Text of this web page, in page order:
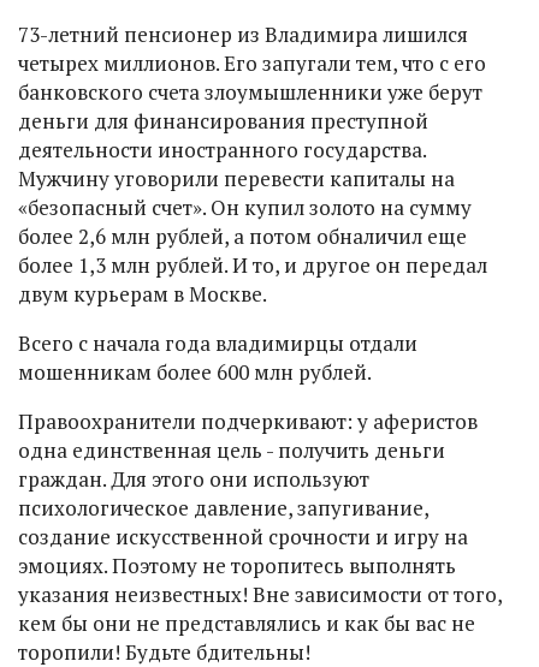
73-летний пенсионер из Владимира лишился
четырех миллионов. Его запугали тем, что с его
банковского счета злоумышленники уже берут
деньги для финансирования преступной
деятельности иностранного государства.
Мужчину уговорили перевести капиталы на
«безопасный счет». Он купил золото на сумму
более 2,6 млн рублей, а потом обналичил еще
более 1,3 млн рублей. И то, и другое он передал
двум курьерам в Москве.
Всего с начала года владимирцы отдали
мошенникам более 600 млн рублей.
Правоохранители подчеркивают: у аферистов
одна единственная цель - получить деньги
граждан. Для этого они используют
психологическое давление, запугивание,
создание искусственной срочности и игру на
эмоциях. Поэтому не торопитесь выполнять
указания неизвестных! Вне зависимости от того,
кем бы они не представлялись и как бы вас не
торопили! Будьте бдительны!